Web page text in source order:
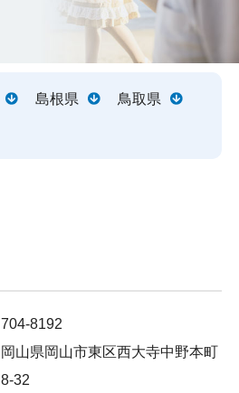
島根県 鳥取県
704-8192
岡山県岡山市東区西大寺中野本町
8-32